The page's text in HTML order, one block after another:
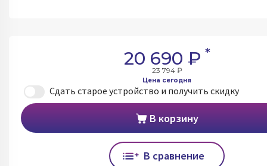
20 690 ₽ *
23 794 ₽
Цена сегодня
Сдать старое устройство и получить скидку
В корзину
В сравнение